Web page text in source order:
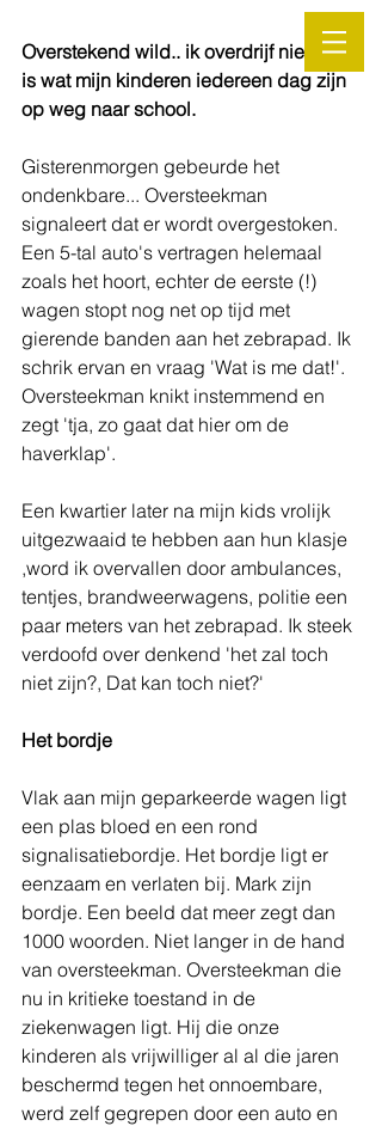
Overstekend wild.. ik overdrijf niet, dat
is wat mijn kinderen iedereen dag zijn
op weg naar school.
Gisterenmorgen gebeurde het
ondenkbare... Oversteekman
signaleert dat er wordt overgestoken.
Een 5-tal auto's vertragen helemaal
zoals het hoort, echter de eerste (!)
wagen stopt nog net op tijd met
gierende banden aan het zebrapad. Ik
schrik ervan en vraag 'Wat is me dat!'.
Oversteekman knikt instemmend en
zegt 'tja, zo gaat dat hier om de
haverklap'.
Een kwartier later na mijn kids vrolijk
uitgezwaaid te hebben aan hun klasje
,word ik overvallen door ambulances,
tentjes, brandweerwagens, politie een
paar meters van het zebrapad. Ik steek
verdoofd over denkend 'het zal toch
niet zijn?, Dat kan toch niet?'
Het bordje
Vlak aan mijn geparkeerde wagen ligt
een plas bloed en een rond
signalisatiebordje. Het bordje ligt er
eenzaam en verlaten bij. Mark zijn
bordje. Een beeld dat meer zegt dan
1000 woorden. Niet langer in de hand
van oversteekman. Oversteekman die
nu in kritieke toestand in de
ziekenwagen ligt. Hij die onze
kinderen als vrijwilliger al al die jaren
beschermd tegen het onnoembare,
werd zelf gegrepen door een auto en